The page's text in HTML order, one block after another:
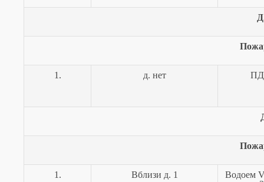
1. д. нет ПД
1. Вблизи д. 1 Водоем